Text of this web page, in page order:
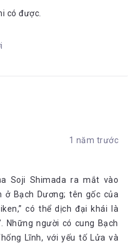
có được.
1 năm trước
Soji Shimada ra mắt vào
Bạch Dương; tên gốc của
có thể dịch đại khái là
Những người có cung Bạch
Lĩnh, với yếu tố Lửa và